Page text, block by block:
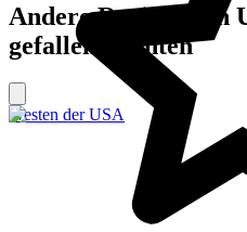
Andere Regionen in
gefallen könnten
Westen der USA